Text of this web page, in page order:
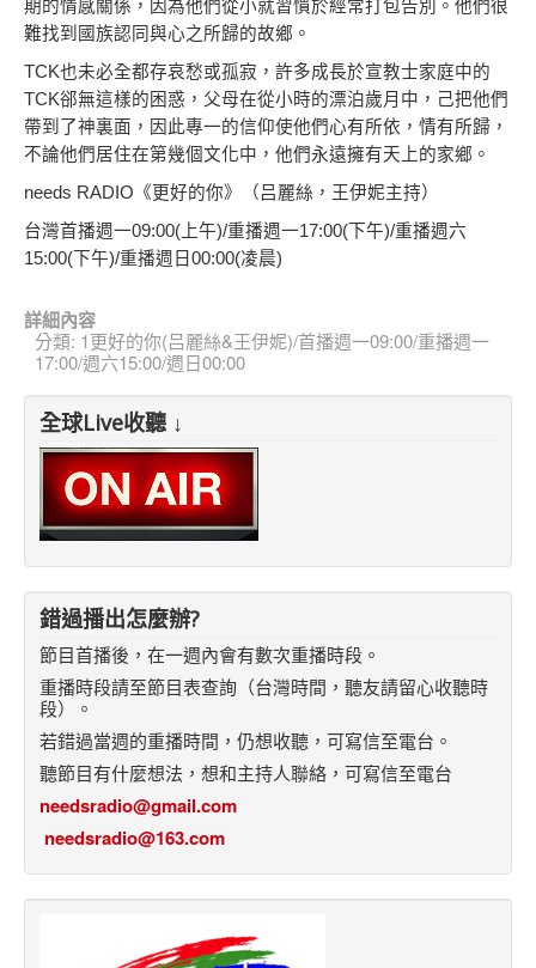
期的情感關係，因為他們從小就習慣於經常打包告別。他們很
難找到國族認同與心之所歸的故鄉。
TCK也未必全都存哀愁或孤寂，許多成長於宣教士家庭中的
TCK郤無這樣的困惑，父母在從小時的漂泊歲月中，己把他們
帶到了神裏面，因此專一的信仰使他們心有所依，情有所歸，
不論他們居住在第幾個文化中，他們永遠擁有天上的家鄉。
needs RADIO 《更好的你》（吕麗絲，王伊妮主持）
台灣首播週一09:00(上午)/重播週一17:00(下午)/重播週六
15:00(下午)/重播週日00:00(凌晨)
詳細內容
分類: 1更好的你(吕麗絲&王伊妮)/首播週一09:00/重播週一
17:00/週六15:00/週日00:00
全球Live收聽 ↓
錯過播出怎麼辦?
節目首播後，在一週內會有數次重播時段。
重播時段請至節目表查詢（台灣時間，聽友請留心收聽時
段）。
若錯過當週的重播時間，仍想收聽，可寫信至電台。
聽節目有什麼想法，想和主持人聯絡，可寫信至電台
needsradio@gmail.com
needsradio@163.com